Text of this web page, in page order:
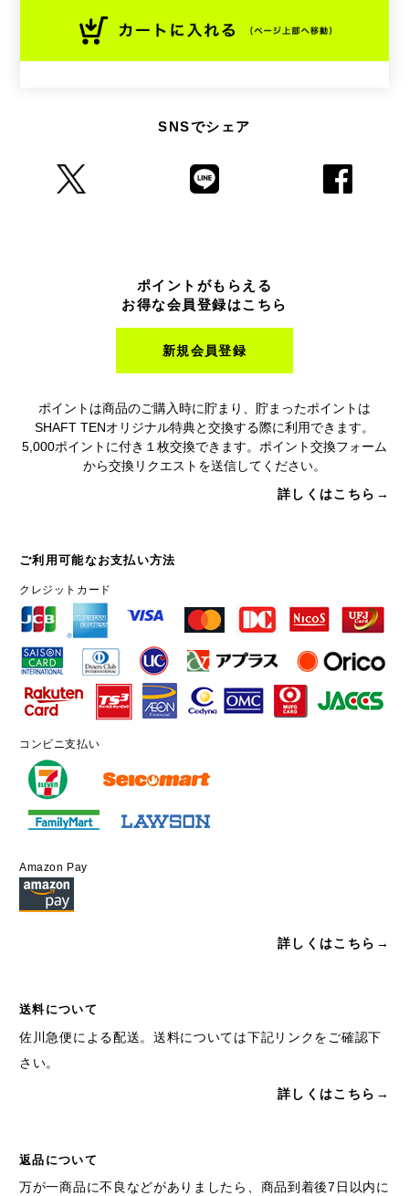
SNSでシェア
ポイントがもらえる
お得な会員登録はこちら
新規会員登録
ポイントは商品のご購入時に貯まり、貯まったポイントは
SHAFT TENオリジナル特典と交換する際に利用できます。
5,000ポイントに付き１枚交換できます。ポイント交換フォーム
から交換リクエストを送信してください。
詳しくはこちら→
ご利用可能なお支払い方法
クレジットカード
コンビニ支払い
Amazon Pay
詳しくはこちら→
送料について
佐川急便による配送。送料については下記リンクをご確認下
さい。
詳しくはこちら→
返品について
万が一商品に不良などがありましたら、商品到着後7日以内に